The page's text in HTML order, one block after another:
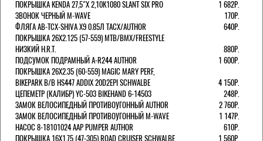
ПОКРЫШКА KENDA 27,5"Х 2,10K1080 SLANT SIX PRO
1 682Р.
ЗВОНОК ЧЕРНЫЙ M-WAVE
170Р.
ФЛЯГА AB-TCX-SHIVA X9 0.85Л TACX/AUTHOR
640Р.
ПОКРЫШКА 26X2.125 (57-559) MTB/BMX/FREESTYLE
НИЗКИЙ H.R.T.
880Р.
ПОДСУМОК ПОДРАМНЫЙ A-R244 AUTHOR
1 600Р.
ПОКРЫШКА 26X2.35 (60-559) MAGIC MARY PERF,
BIKEPARK B/B HS447 ADDIX 20D2EPI SCHWALBE
4 150Р.
ЦЕПЕМЕТР (КАЛИБР) YC-503 BIKEHAND 6-14503
248Р.
ЗАМОК ВЕЛОСИПЕДНЫЙ ПРОТИВОУГОННЫЙ AUTHOR
2 760Р.
ЗАМОК ВЕЛОСИПЕДНЫЙ ПРОТИВОУГОННЫЙ M-WAVE
1 147Р.
НАСОС 8-18101024 AAP PUMPER AUTHOR
610Р.
ПОКРЫШКА 16X1.75 (47-305) ROAD CRUISER SCHWALBE
1 560Р.